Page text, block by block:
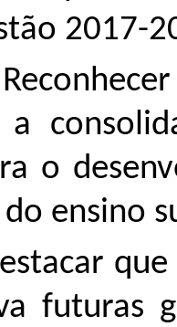
2017-
a
o
ensino
futuras